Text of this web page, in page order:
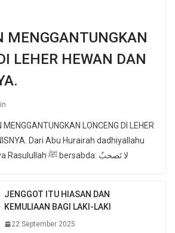
MENGGANTUNGKAN
LEHER HEWAN DAN
LONCENG DI LEHER
Dari Abu Hurairah dadhiyallahu
anhu, sesungguhnya Rasulullah ﷺ bersabda: لا تَصحبُ
JENGGOT ITU HIASAN DAN
KEMULIAAN BAGI LAKI-LAKI
22 September 2025